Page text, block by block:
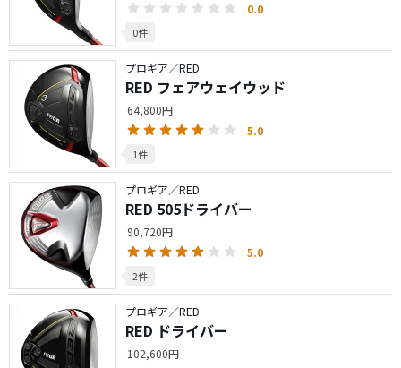
0.0
0件
プロギア／RED
RED フェアウェイウッド
64,800円
5.0
1件
プロギア／RED
RED 505ドライバー
90,720円
5.0
2件
プロギア／RED
RED ドライバー
102,600円